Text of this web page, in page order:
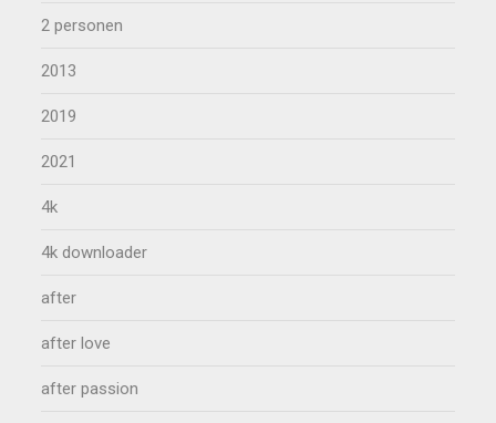
2 personen
2013
2019
2021
4k
4k downloader
after
after love
after passion